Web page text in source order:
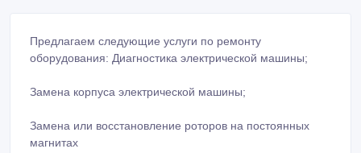
Предлагаем следующие услуги по ремонту
оборудования: Диагностика электрической машины;
Замена корпуса электрической машины;
Замена или восстановление роторов на постоянных
магнитах